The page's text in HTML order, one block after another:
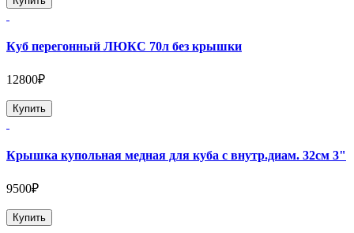
Куб перегонный ЛЮКС 70л без крышки
12800₽
Купить
Крышка купольная медная для куба с внутр.диам. 32см 3"
9500₽
Купить